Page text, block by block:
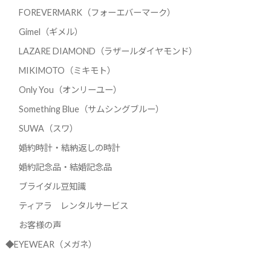
FOREVERMARK（フォーエバーマーク）
Gimel（ギメル）
LAZARE DIAMOND（ラザールダイヤモンド）
MIKIMOTO（ミキモト）
Only You（オンリーユー）
Something Blue（サムシングブルー）
SUWA（スワ）
婚約時計・結納返しの時計
婚約記念品・結婚記念品
ブライダル豆知識
ティアラ レンタルサービス
お客様の声
◆EYEWEAR（メガネ）